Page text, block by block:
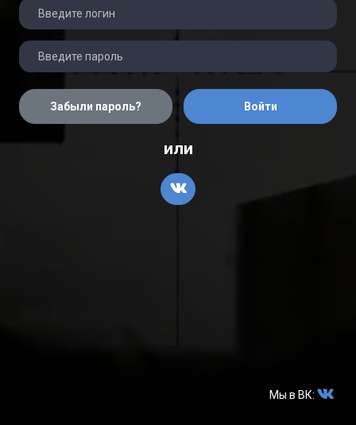
Забыли пароль? Войти
или
Мы в ВК: